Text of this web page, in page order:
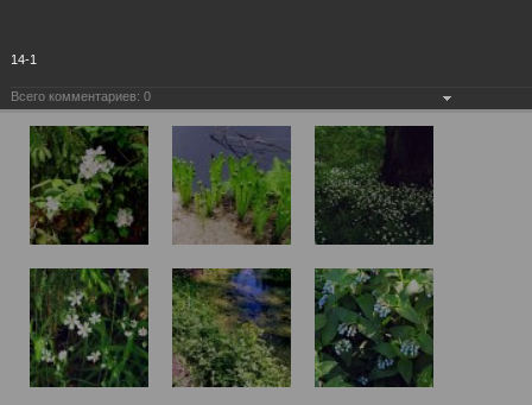
14-1
Всего комментариев: 0